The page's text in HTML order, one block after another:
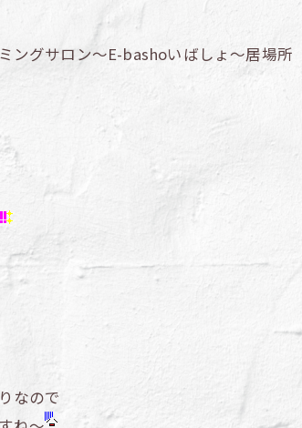
ングサロン～E-bashoいばしょ～居場所
なので